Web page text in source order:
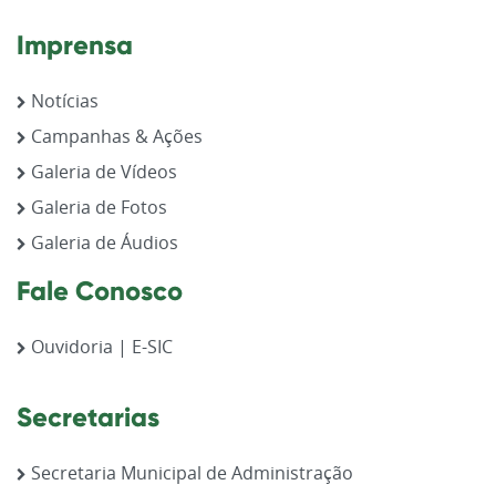
Imprensa
Notícias
Campanhas & Ações
Galeria de Vídeos
Galeria de Fotos
Galeria de Áudios
Fale Conosco
Ouvidoria | E-SIC
Secretarias
Secretaria Municipal de Administração